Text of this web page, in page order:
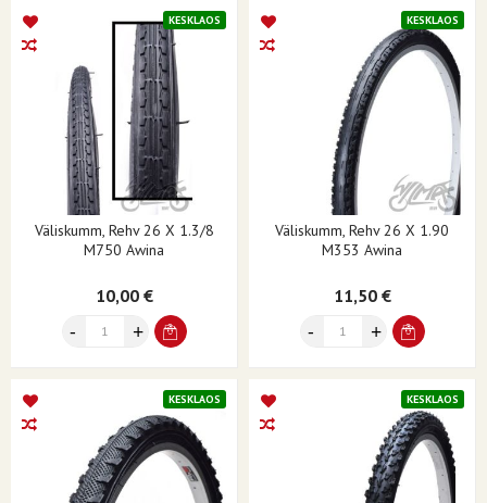
KESKLAOS
Väliskumm, Rehv 26 X 1.3/8
M750 Awina
10,00 €
KESKLAOS
Väliskumm, Rehv 26 X 1.90
M353 Awina
11,50 €
KESKLAOS KESKLAOS